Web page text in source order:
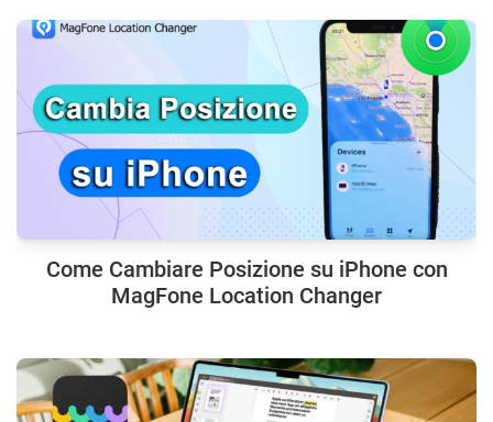
Come Cambiare Posizione su iPhone con
MagFone Location Changer